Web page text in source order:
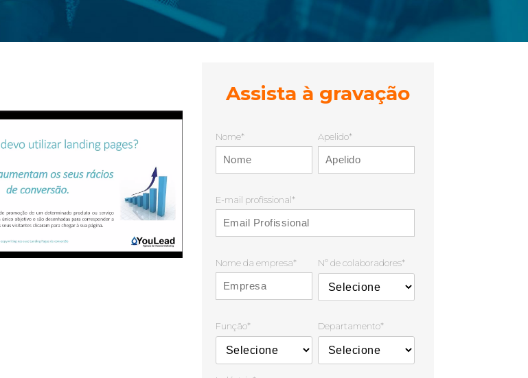
Assista à gravação
Nome* Apelido*
E-mail profissional*
Nome da empresa* Nº de colaboradores*
Função* Departamento*